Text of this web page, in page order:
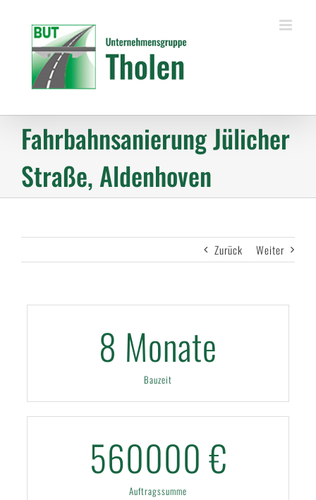
springen
Fahrbahnsanierung Jülicher
Straße, Aldenhoven
Zurück Weiter
8 Monate
Bauzeit
560000€
Auftragssumme